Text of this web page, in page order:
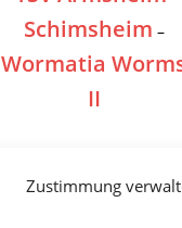
Zustimmung
Schimsheim –
Wormatia
II
2:0